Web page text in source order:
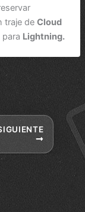
traje deCloud
para Lightning.